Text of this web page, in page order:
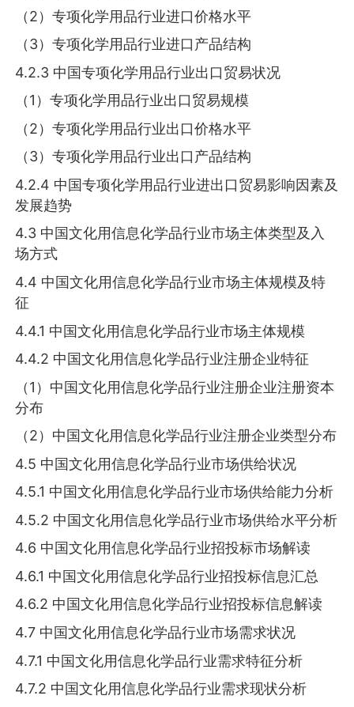
（2）专项化学用品行业进口价格水平
（3）专项化学用品行业进口产品结构
4.2.3 中国专项化学用品行业出口贸易状况
（1）专项化学用品行业出口贸易规模
（2）专项化学用品行业出口价格水平
（3）专项化学用品行业出口产品结构
4.2.4 中国专项化学用品行业进出口贸易影响因素及
发展趋势
4.3 中国文化用信息化学品行业市场主体类型及入
场方式
4.4 中国文化用信息化学品行业市场主体规模及特
征
4.4.1 中国文化用信息化学品行业市场主体规模
4.4.2 中国文化用信息化学品行业注册企业特征
（1）中国文化用信息化学品行业注册企业注册资本
分布
（2）中国文化用信息化学品行业注册企业类型分布
4.5 中国文化用信息化学品行业市场供给状况
4.5.1 中国文化用信息化学品行业市场供给能力分析
4.5.2 中国文化用信息化学品行业市场供给水平分析
4.6 中国文化用信息化学品行业招投标市场解读
4.6.1 中国文化用信息化学品行业招投标信息汇总
4.6.2 中国文化用信息化学品行业招投标信息解读
4.7 中国文化用信息化学品行业市场需求状况
4.7.1 中国文化用信息化学品行业需求特征分析
4.7.2 中国文化用信息化学品行业需求现状分析